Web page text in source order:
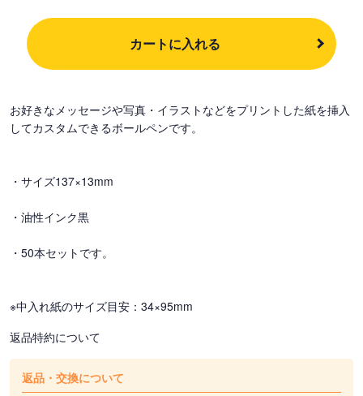
カートに入れる
お好きなメッセージや写真・イラストなどをプリントした紙を挿入
してカスタムできるボールペンです。
・サイズ137×13mm
・油性インク黒
・50本セットです。
※中入れ紙のサイズ目安：34×95mm
返品特約について
返品・交換について